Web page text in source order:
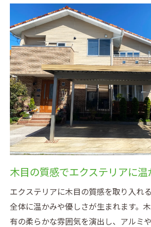
エクステリアに木目でやさし
る工夫
木目デザインのエクステリア
効果
外観に自然なやさしさを添え
ステリア
ウッド調エクステリアがもた
外観
エクステリアで叶えるやさし
づくり
エクステリアで叶えるナチュ
空間
木目の質感でエクステリアに温
エクステリアに木目の質感を取り入れ
全体に温かみや優しさが生まれます。
有の柔らかな雰囲気を演出し、アルミ